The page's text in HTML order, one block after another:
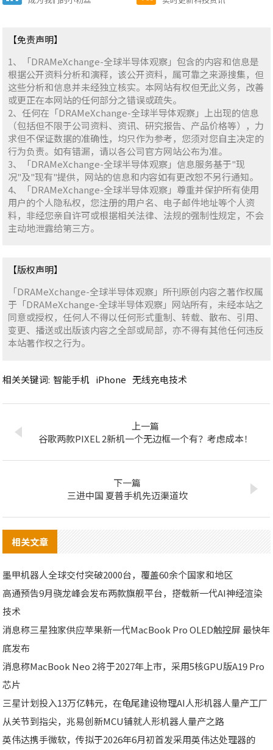
【免责声明】
1、「DRAMeXchange-全球半导体观察」包含的内容和信息是
根据公开资料分析和演释，该公开资料，属可靠之来源搜集，但
这些分析和信息并未经独立核实。本网站有权但无此义务，改善
或更正在本网站的任何部分之错误或疏失。
2、任何在「DRAMeXchange-全球半导体观察」上出现的信息
（包括但不限于公司资料、资讯、研究报告、产品价格等），力
求但不保证数据的准确性，均只作为参考，您须对您自主决定的
行为负责。如有错漏，请以各公司官方网站公布为准。
3、「DRAMeXchange-全球半导体观察」信息服务基于"现
况"及"现有"提供，网站的信息和内容如有更改恕不另行通知。
4、「DRAMeXchange-全球半导体观察」尊重并保护所有使用
用户的个人隐私权，您注册的用户名、电子邮件地址等个人资
料，非经您亲自许可或根据相关法律、法规的强制性规定，不会
主动地泄露给第三方。
【版权声明】
「DRAMeXchange-全球半导体观察」所刊原创内容之著作权属
于「DRAMeXchange-全球半导体观察」网站所有，未经本站之
同意或授权，任何人不得以任何形式重制、转载、散布、引用、
变更、播送或出版该内容之全部或局部，亦不得有其他任何违反
本站著作权之行为。
相关关键词: 智能手机 iPhone 无线充电技术
上一篇
谷歌两款PIXEL 2新机一个无边框一个有？考虑成本！
下一篇
三进中国 夏普手机先迈渠道坎
相关文章
墨甲机器人全球交付突破2000台，覆盖60余个国家和地区
高通预告9月骁龙峰会发布两款旗舰平台，搭载新一代AI神经渲染
技术
消息称三星独家供应苹果新一代MacBook Pro OLED触控屏 最快年
底发布
消息称MacBook Neo 2将于2027年上市，采用5核GPU版A19 Pro
芯片
三星计划投入13万亿韩元，在龟尾建设物理AI人形机器人量产工厂
从关节到指尖，兆易创新MCU铺就人形机器人量产之路
英伟达携手微软，传拟于2026年6月初首发采用英伟达处理器的